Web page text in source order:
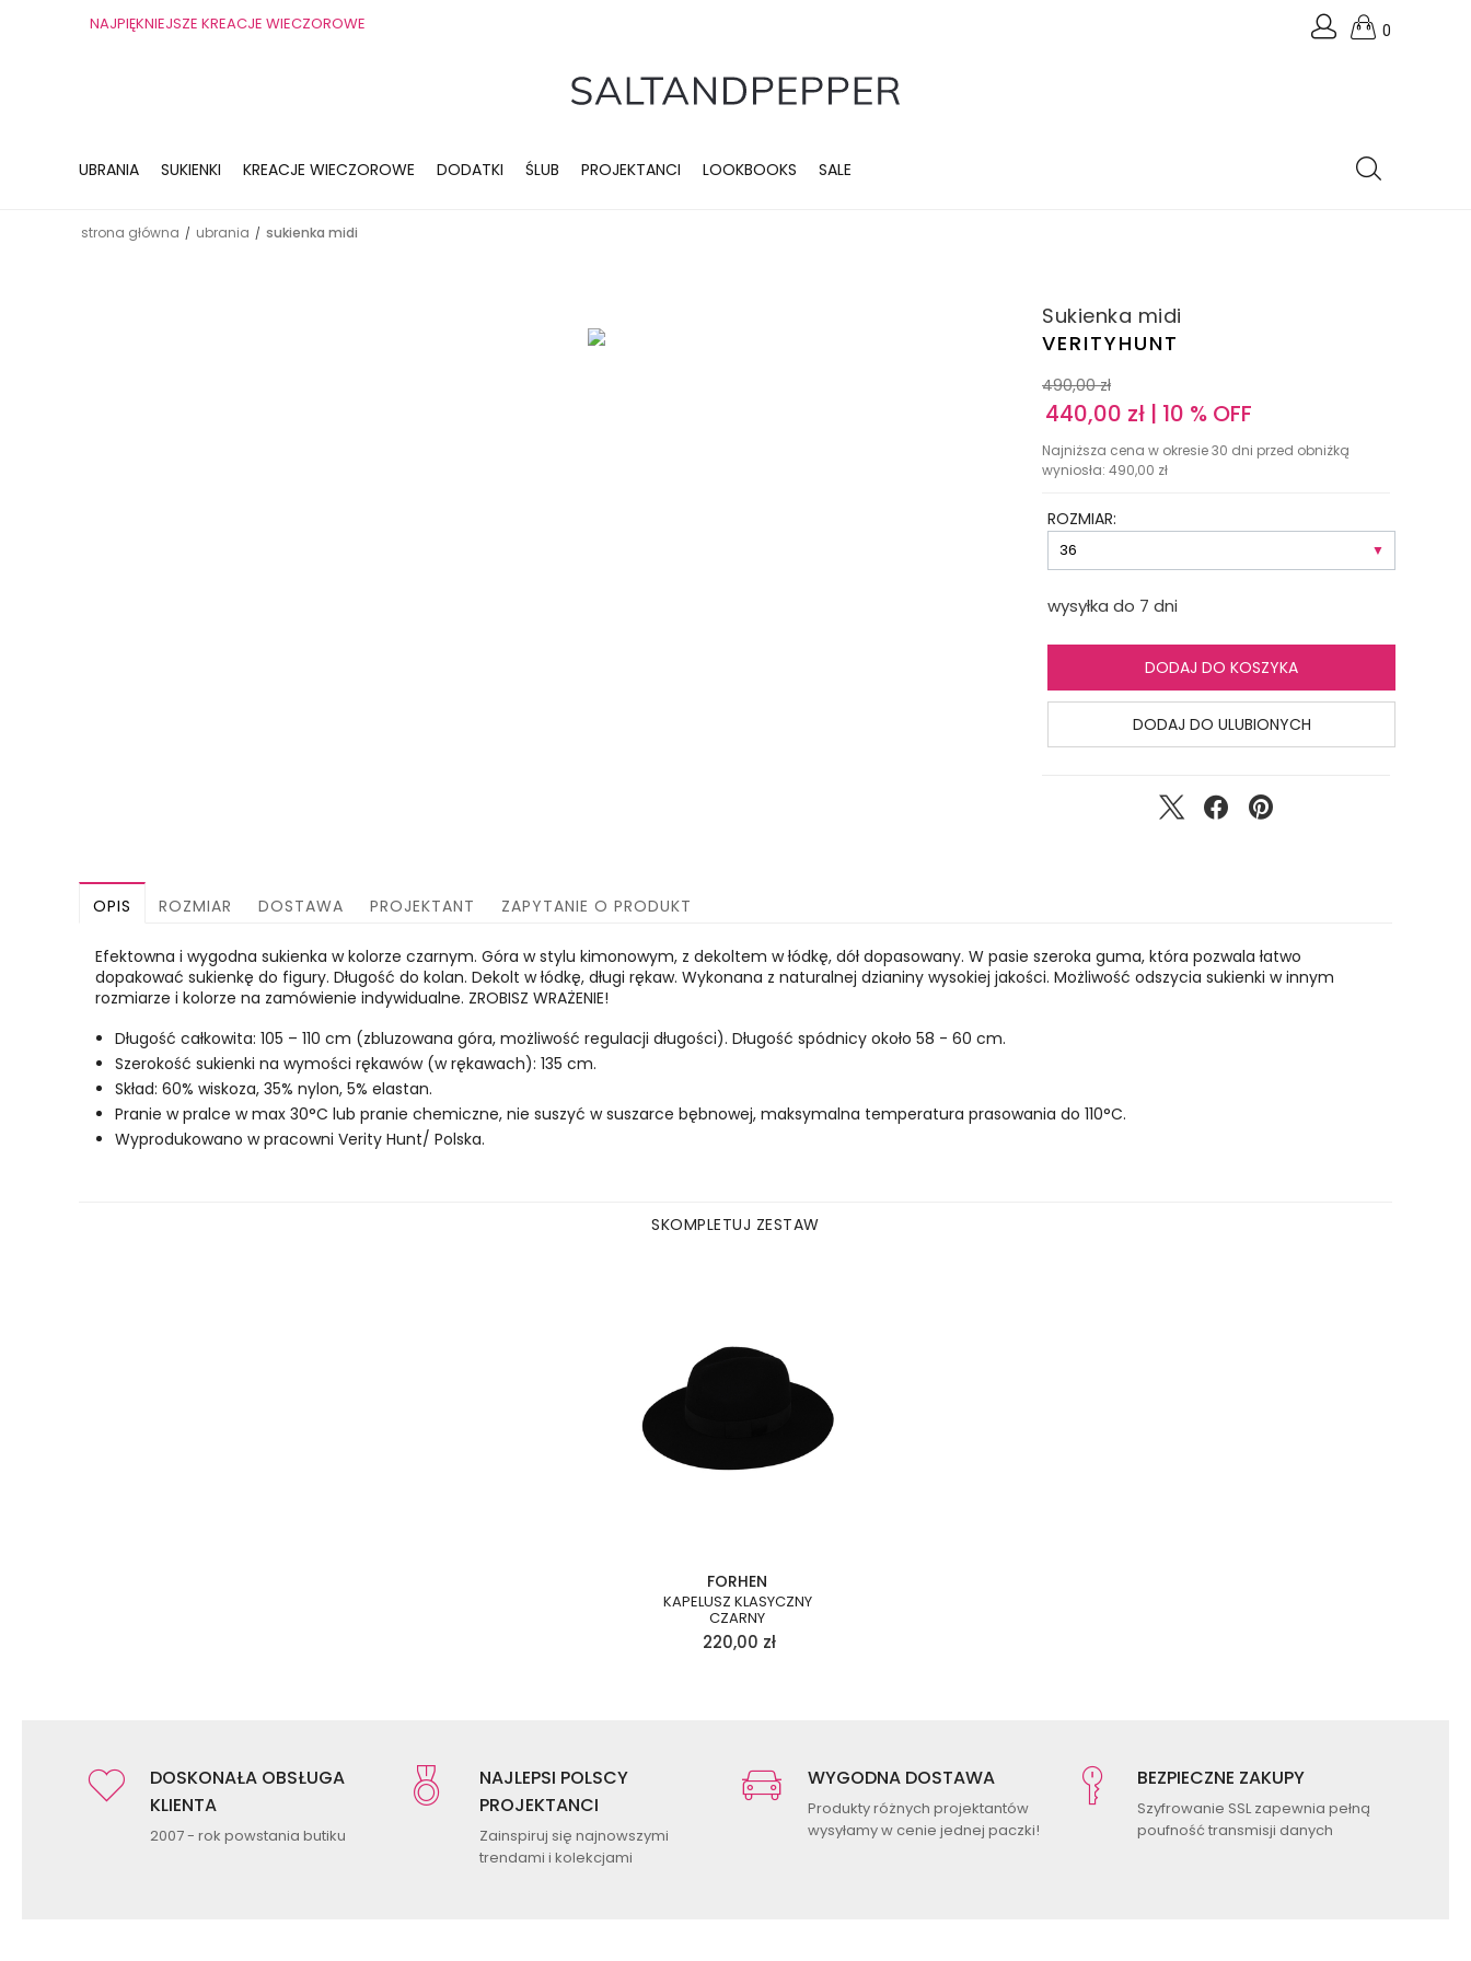
NAJPIĘKNIEJSZE KREACJE WIECZOROWE 0
UBRANIA SUKIENKI KREACJE WIECZOROWE DODATKI ŚLUB PROJEKTANCI LOOKBOOKS SALE
strona główna / ubrania / sukienka midi
Sukienka midi
VERITYHUNT
490,00 zł
440,00 zł | 10 % OFF
Najniższa cena w okresie 30 dni przed obniżką
wyniosła: 490,00 zł
ROZMIAR:
wysyłka do 7 dni
DODAJ DO KOSZYKA
DODAJ DO ULUBIONYCH
OPIS ROZMIAR DOSTAWA PROJEKTANT ZAPYTANIE O PRODUKT
Efektowna i wygodna sukienka w kolorze czarnym. Góra w stylu kimonowym, z dekoltem w łódkę, dół dopasowany. W pasie szeroka guma, która pozwala łatwo
dopakować sukienkę do figury. Długość do kolan. Dekolt w łódkę, długi rękaw. Wykonana z naturalnej dzianiny wysokiej jakości. Możliwość odszycia sukienki w innym
rozmiarze i kolorze na zamówienie indywidualne. ZROBISZ WRAŻENIE!
Długość całkowita: 105 – 110 cm (zbluzowana góra, możliwość regulacji długości). Długość spódnicy około 58 - 60 cm.
Szerokość sukienki na wymości rękawów (w rękawach): 135 cm.
Skład: 60% wiskoza, 35% nylon, 5% elastan.
Pranie w pralce w max 30°C lub pranie chemiczne, nie suszyć w suszarce bębnowej, maksymalna temperatura prasowania do 110°C.
Wyprodukowano w pracowni Verity Hunt/ Polska.
SKOMPLETUJ ZESTAW
FORHEN
KAPELUSZ KLASYCZNY
CZARNY
220,00 zł
DOSKONAŁA OBSŁUGA
KLIENTA
2007 - rok powstania butiku
NAJLEPSI POLSCY
PROJEKTANCI
Zainspiruj się najnowszymi
trendami i kolekcjami
WYGODNA DOSTAWA
Produkty różnych projektantów
wysyłamy w cenie jednej paczki!
BEZPIECZNE ZAKUPY
Szyfrowanie SSL zapewnia pełną
poufność transmisji danych